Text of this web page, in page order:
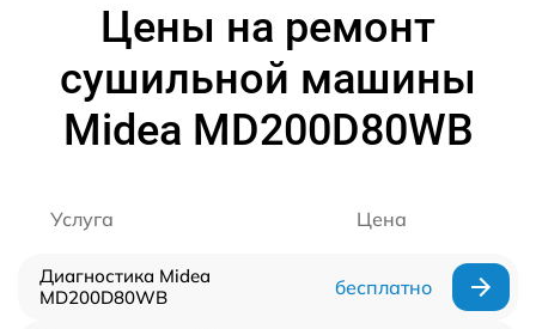
Цены на ремонт
сушильной машины
Midea MD200D80WB
Услуга Цена
Диагностика Midea
MD200D80WB
бесплатно